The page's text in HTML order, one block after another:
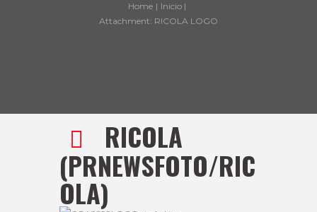
Home
Inicio
Attachment: RICOLA LOGO
RICOLA
(PRNEWSFOTO/RIC
OLA)